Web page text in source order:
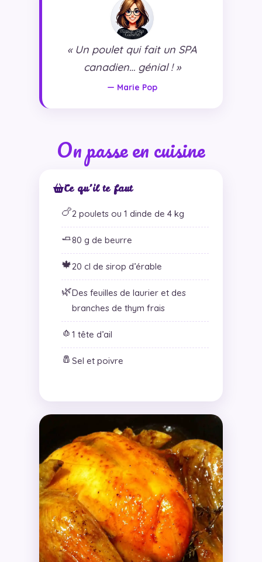
« Un poulet qui fait un SPA
canadien… génial ! »
— Marie Pop
On passe en cuisine
Ce qu’il te faut
🍗2 poulets ou 1 dinde de 4 kg
🧈80 g de beurre
🍁20 cl de sirop d’érable
🌿Des feuilles de laurier et des
branches de thym frais
🧄 1 tête d’ail
🧂 Sel et poivre